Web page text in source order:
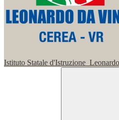
Istituto Statale d'Istruzione